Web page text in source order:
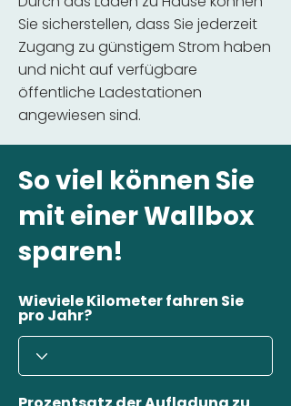
Sie sicherstellen, dass Sie jederzeit
Zugang zu günstigem Strom haben
und nicht auf verfügbare
öffentliche Ladestationen
angewiesen sind.
So viel können Sie
mit einer Wallbox
sparen!
Wieviele Kilometer fahren Sie
pro Jahr?